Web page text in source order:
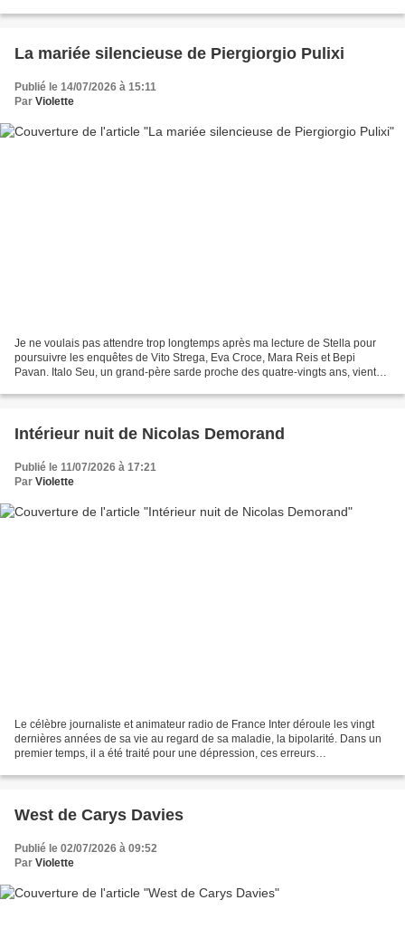
La mariée silencieuse de Piergiorgio Pulixi
Publié le 14/07/2026 à 15:11
Par Violette
Je ne voulais pas attendre trop longtemps après ma lecture de Stella pour
poursuivre les enquêtes de Vito Strega, Eva Croce, Mara Reis et Bepi
Pavan. Italo Seu, un grand-père sarde proche des quatre-vingts ans, vient
Intérieur nuit de Nicolas Demorand
Publié le 11/07/2026 à 17:21
Par Violette
Le célèbre journaliste et animateur radio de France Inter déroule les vingt
dernières années de sa vie au regard de sa maladie, la bipolarité. Dans un
premier temps, il a été traité pour une dépression, ces erreurs
West de Carys Davies
Publié le 02/07/2026 à 09:52
Par Violette